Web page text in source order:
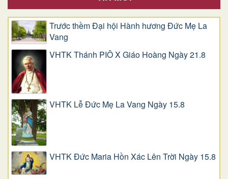
Trước thềm Đại hội Hành hương Đức Mẹ La
Vang
VHTK Thánh PIÔ X Giáo Hoàng Ngày 21.8
VHTK Lễ Đức Mẹ La Vang Ngày 15.8
VHTK Đức Maria Hồn Xác Lên Trời Ngày 15.8